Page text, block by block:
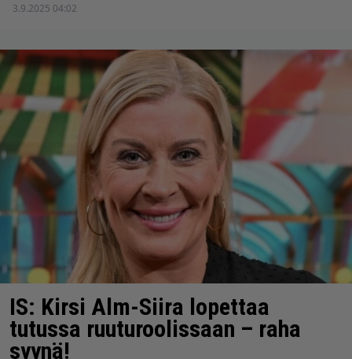
3.9.2025 04:02
IS: Kirsi Alm-Siira lopettaa
tutussa ruuturoolissaan – raha
syynä!